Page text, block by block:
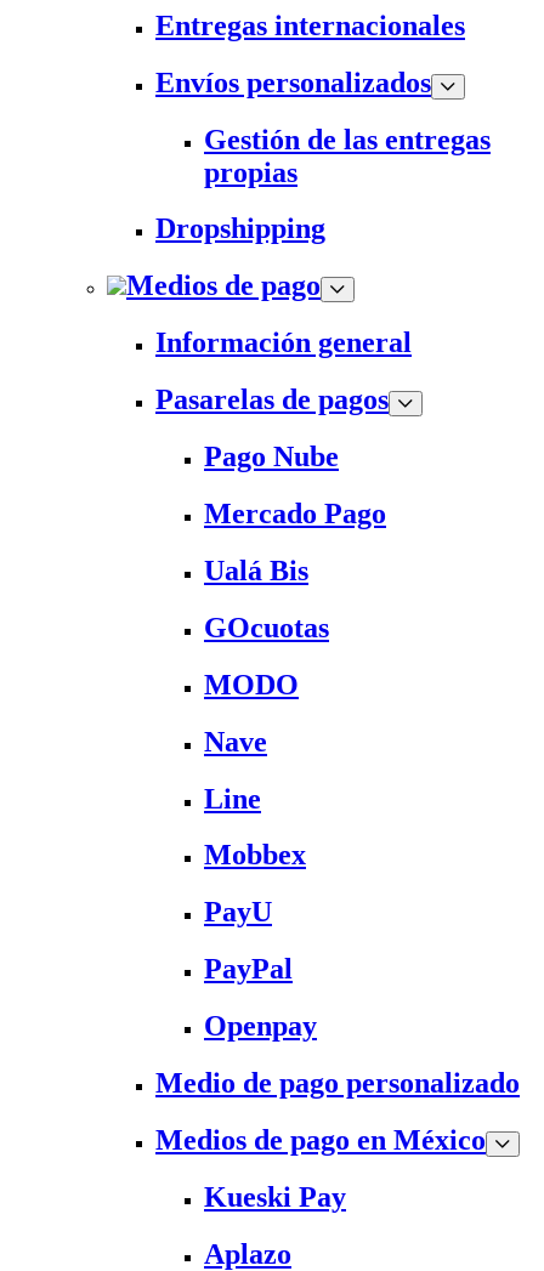
Entregas internacionales
Envíos personalizados
Gestión de las entregas
propias
Dropshipping
Medios de pago
Información general
Pasarelas de pagos
Pago Nube
Mercado Pago
Ualá Bis
GOcuotas
MODO
Nave
Line
Mobbex
PayU
PayPal
Openpay
Medio de pago personalizado
Medios de pago en México
Kueski Pay
Aplazo